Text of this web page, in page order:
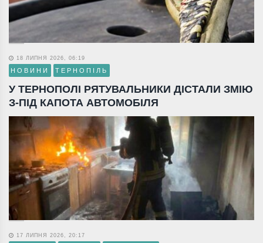
18 ЛИПНЯ 2026, 06:19
НОВИНИ ТЕРНОПІЛЬ
У ТЕРНОПОЛІ РЯТУВАЛЬНИКИ ДІСТАЛИ ЗМІЮ
З-ПІД КАПОТА АВТОМОБІЛЯ
17 ЛИПНЯ 2026, 20:17